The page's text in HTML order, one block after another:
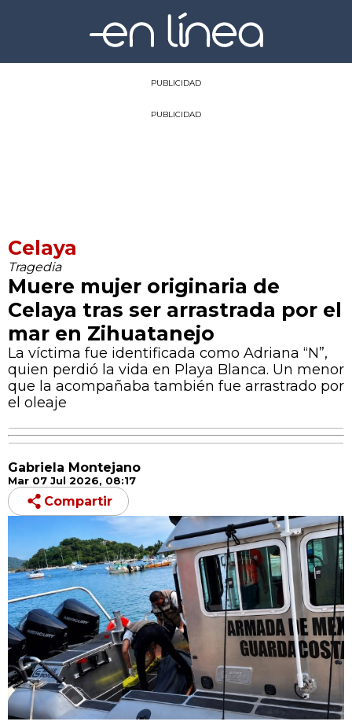
PUBLICIDAD
PUBLICIDAD
Celaya
Tragedia
Muere mujer originaria de
Celaya tras ser arrastrada por el
mar en Zihuatanejo
La víctima fue identificada como Adriana “N”,
quien perdió la vida en Playa Blanca. Un menor
que la acompañaba también fue arrastrado por
el oleaje
Gabriela Montejano
Mar 07 Jul 2026, 08:17
Compartir